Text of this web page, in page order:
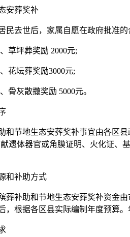
葬奖补
去世后，家属自愿在政府批准的
坪葬奖励 2000元;
坛葬奖励3000元;
灰散撒奖励 5000元。
节地生态安葬奖补事宜由各区县
遗体器官或角膜证明、火化证、
补助方式
补助和节地生态安葬奖补资金由
，根据各区县实际编制年度预算